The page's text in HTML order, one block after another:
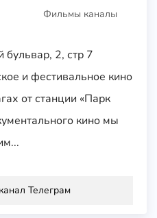
Фильмы каналы
бульвар, 2, стр 7
и фестивальное кино
от станции «Парк
кино мы
Телеграм